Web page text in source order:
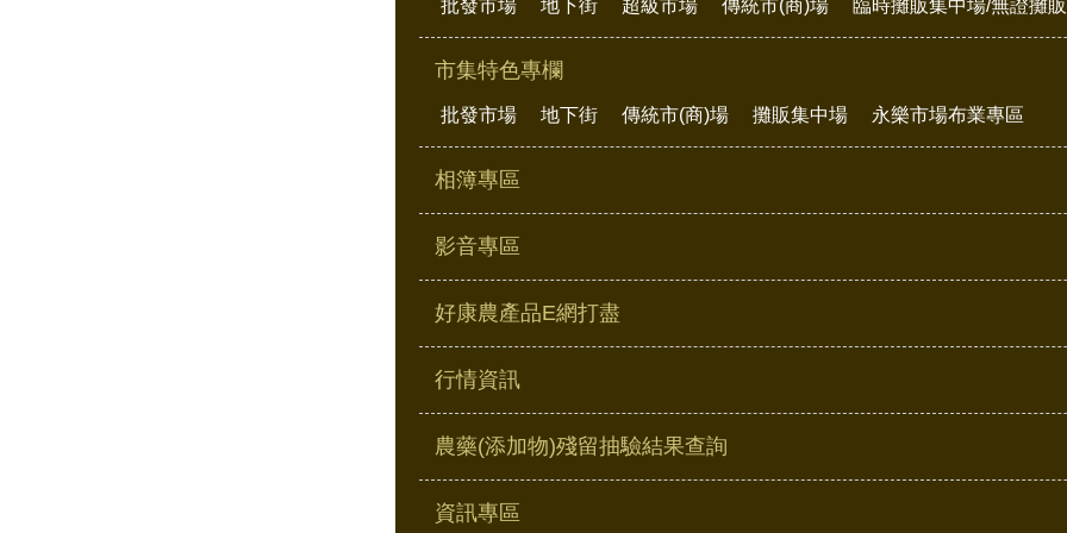
批發市場 地下街 超級市場 傳統市(商)場 臨時攤販集中場/無證攤
市集特色專欄
批發市場 地下街 傳統市(商)場 攤販集中場 永樂市場布業專區
相簿專區
影音專區
好康農產品E網打盡
行情資訊
農藥(添加物)殘留抽驗結果查詢
資訊專區